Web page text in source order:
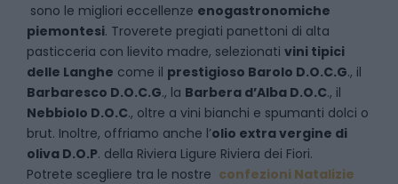
sono le migliori eccellenze enogastronomiche
piemontesi. Troverete pregiati panettoni di alta
pasticceria con lievito madre, selezionati vini tipici
delle Langhe come il prestigioso Barolo D.O.C.G., il
Barbaresco D.O.C.G., la Barbera d’Alba D.O.C., il
Nebbiolo D.O.C., oltre a vini bianchi e spumanti dolci o
brut. Inoltre, offriamo anche l’olio extra vergine di
oliva D.O.P. della Riviera Ligure Riviera dei Fiori.
Potrete scegliere tra le nostre confezioni Natalizie